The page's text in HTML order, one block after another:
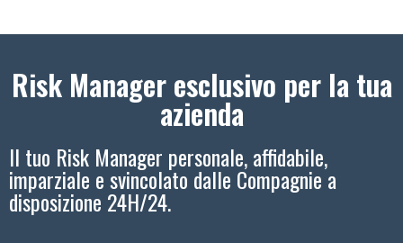
Risk Manager esclusivo per la tua
azienda
Il tuo Risk Manager personale, affidabile,
imparziale e svincolato dalle Compagnie a
disposizione 24H/24.